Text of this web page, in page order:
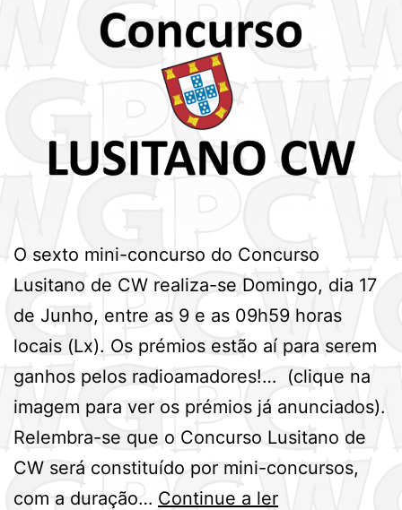
O sexto mini-concurso do Concurso
Lusitano de CW realiza-se Domingo, dia 17
de Junho, entre as 9 e as 09h59 horas
locais (Lx). Os prémios estão aí para serem
ganhos pelos radioamadores!… (clique na
imagem para ver os prémios já anunciados).
Relembra-se que o Concurso Lusitano de
CW será constituído por mini-concursos,
com a duração… Continue a ler6º